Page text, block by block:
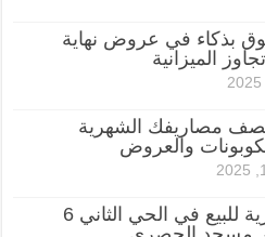
بذكاء في عروض نهاية
الميزانية
مصاريفك الشهرية
والعروض
محلات تجارية للبيع في الحي الثاني 6